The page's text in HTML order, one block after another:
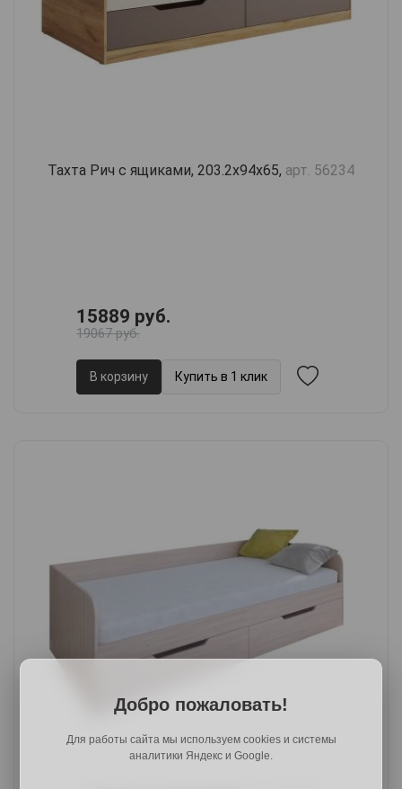
Тахта Рич с ящиками, 203.2х94х65, арт. 56234
15889 руб.
19067 руб.
В корзину Купить в 1 клик
Добро пожаловать!
Для работы сайта мы используем cookies и системы
аналитики Яндекс и Google.